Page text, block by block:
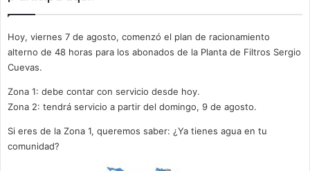
Hoy, viernes 7 de agosto, comenzó el plan de racionamiento
alterno de 48 horas para los abonados de la Planta de Filtros Sergio
Cuevas.
Zona 1: debe contar con servicio desde hoy.
Zona 2: tendrá servicio a partir del domingo, 9 de agosto.
Si eres de la Zona 1, queremos saber: ¿Ya tienes agua en tu
comunidad?